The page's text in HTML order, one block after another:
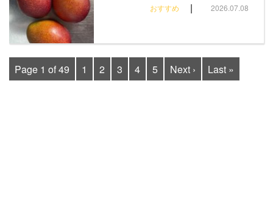
おすすめ | 2026.07.08
Page 1 of 49 1 2 3 4 5 Next › Last »